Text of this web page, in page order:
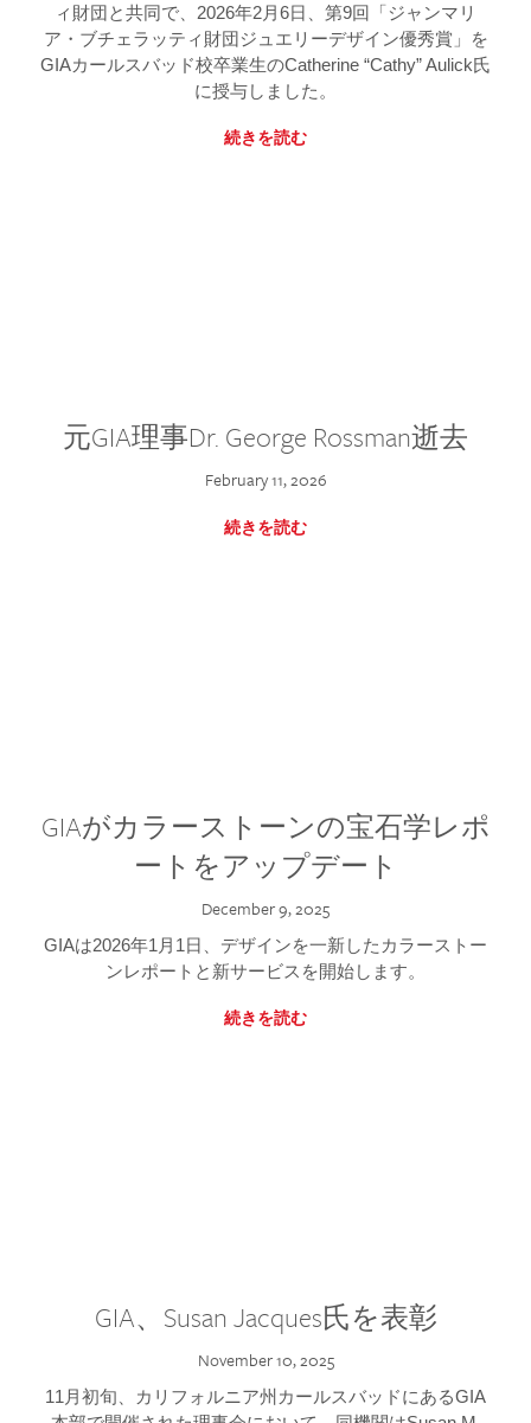
ィ財団と共同で、2026年2月6日、第9回「ジャンマリ
ア・ブチェラッティ財団ジュエリーデザイン優秀賞」を
GIAカールスバッド校卒業生のCatherine “Cathy” Aulick氏
に授与しました。
続きを読む
元GIA理事Dr. George Rossman逝去
February 11, 2026
続きを読む
GIAがカラーストーンの宝石学レポ
ートをアップデート
December 9, 2025
GIAは2026年1月1日、デザインを一新したカラーストー
ンレポートと新サービスを開始します。
続きを読む
GIA、Susan Jacques氏を表彰
November 10, 2025
11月初旬、カリフォルニア州カールスバッドにあるGIA